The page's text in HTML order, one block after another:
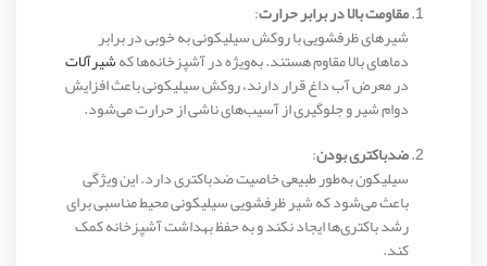
مقاومت بالا در برابر حرارت:
شیرهای ظرفشویی با روکش سیلیکونی به خوبی در برابر
دماهای بالا مقاوم هستند. به‌ویژه در آشپزخانه‌ها کهشیرآلات
در معرض آب داغ قرار دارند، روکش سیلیکونی باعث افزایش
دوام شیر و جلوگیری از آسیب‌های ناشی از حرارت می‌شود.
ضدباکتری بودن:
سیلیکون به‌طور طبیعی خاصیت ضدباکتری دارد. این ویژگی
باعث می‌شود که شیر ظرفشویی سیلیکونی محیط مناسبی برای
رشد باکتری‌ها ایجاد نکند و به حفظ بهداشت آشپزخانه کمک
کند.